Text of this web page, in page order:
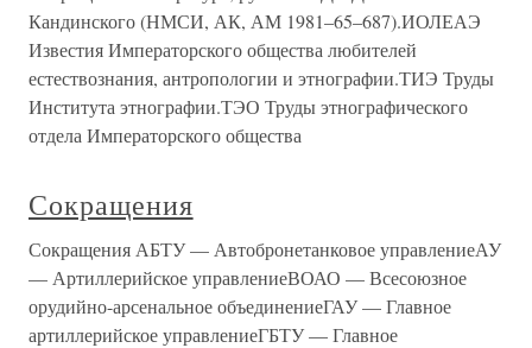
Кандинского (НМСИ, АК, АМ 1981–65–687).ИОЛЕАЭ
Известия Императорского общества любителей
естествознания, антропологии и этнографии.ТИЭ Труды
Института этнографии.ТЭО Труды этнографического
отдела Императорского общества
Сокращения
Сокращения АБТУ — Автобронетанковое управлениеАУ
— Артиллерийское управлениеВОАО — Всесоюзное
орудийно-арсенальное объединениеГАУ — Главное
артиллерийское управлениеГБТУ — Главное